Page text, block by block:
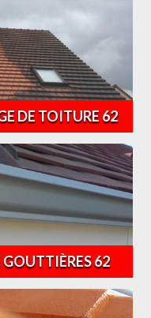
DE TOITURE 62
GOUTTIÈRES 62